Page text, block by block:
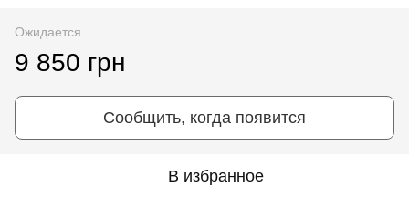
Ожидается
9 850 грн
Сообщить, когда появится
В избранное